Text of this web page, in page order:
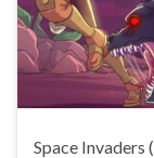
Space Invaders